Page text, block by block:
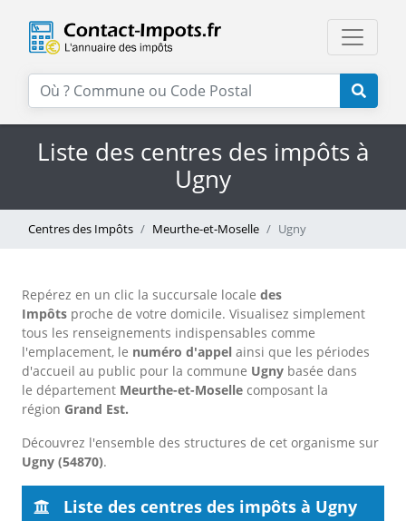
Liste des centres des impôts à
Ugny
Centres des Impôts Meurthe-et-Moselle Ugny
Repérez en un clic la succursale locale des
Impôts proche de votre domicile. Visualisez simplement
tous les renseignements indispensables comme
l'emplacement, le numéro d'appel ainsi que les périodes
d'accueil au public pour la commune Ugny basée dans
le département Meurthe-et-Moselle composant la
région Grand Est.
Découvrez l'ensemble des structures de cet organisme sur
Ugny (54870).
Liste des centres des impôts à Ugny